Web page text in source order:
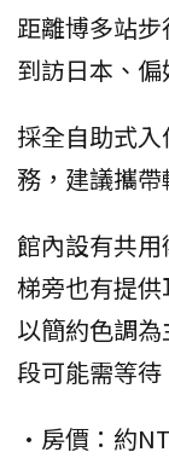
距離博多站
到訪日本、偏
採全自助式
務，建議攜帶
館內設有共
梯旁也有提
以簡約色調
段可能需等待
•房價：約